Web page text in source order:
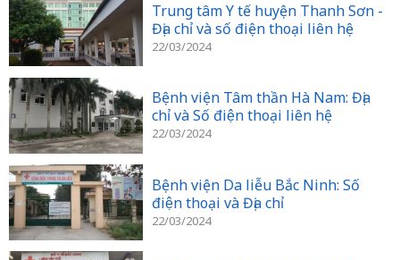
Trung tâm Y tế huyện Thanh Sơn -
Địa chỉ và số điện thoại liên hệ
22/03/2024
Bệnh viện Tâm thần Hà Nam: Địa
chỉ và Số điện thoại liên hệ
22/03/2024
Bệnh viện Da liễu Bắc Ninh: Số
điện thoại và Địa chỉ
22/03/2024